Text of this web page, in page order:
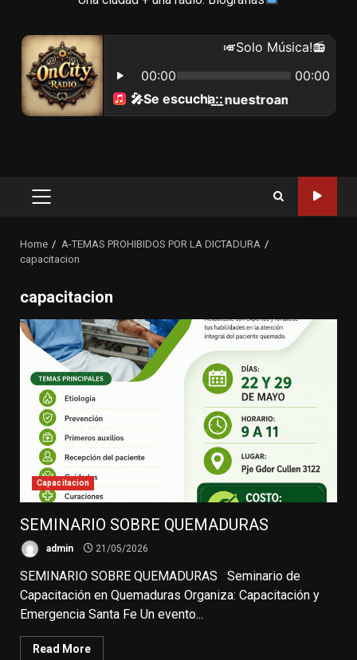
Primary
Home
A-TEMAS PROHIBIDOS POR LA DICTADURA
capacitacion
capacitacion
Capacitacion
SEMINARIO SOBRE QUEMADURAS
admin 21/05/2026
SEMINARIO SOBRE QUEMADURAS Seminario de
Capacitación en Quemaduras Organiza: Capacitación y
Emergencia Santa Fe Un evento...
Read More